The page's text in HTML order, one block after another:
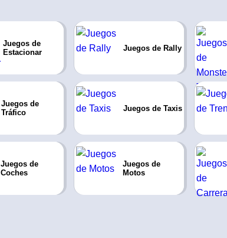
Juegos de
Estacionar
Juegos de Rally
Juegos de
Tráfico
Juegos de Taxis
Juegos de
Coches
Juegos de
Motos